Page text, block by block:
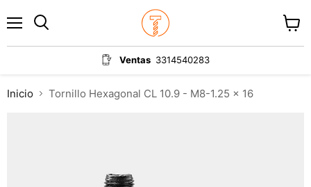
Ventas 3314540283
carrito
Inicio Tornillo Hexagonal CL 10.9 - M8-1.25 x 16